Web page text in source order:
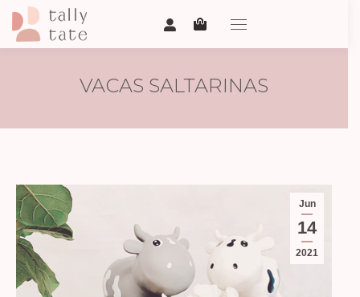
VACAS SALTARINAS
Jun
14
2021